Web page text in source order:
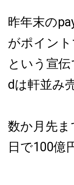
昨年末の
がポイン
という宣
dは軒並み
数か月先
日で100億